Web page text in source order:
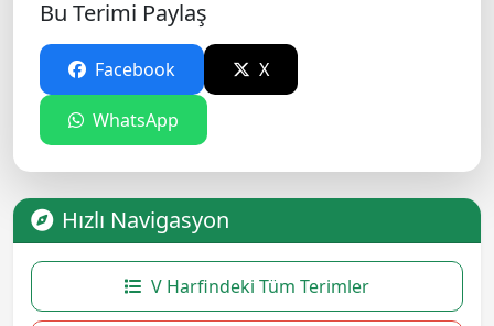
Bu Terimi Paylaş
Facebook X
WhatsApp
Hızlı Navigasyon
V Harfindeki Tüm Terimler